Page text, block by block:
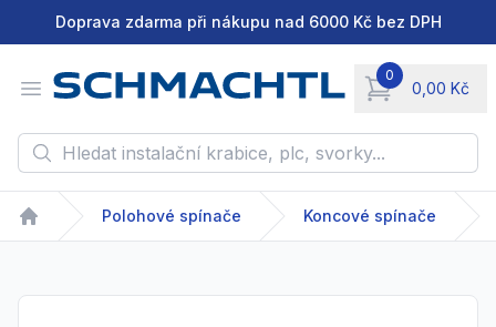
Doprava zdarma při nákupu nad 6000 Kč bez DPH
Open menu
0
0,00 Kč
items in cart,
Hledat instalační krabice, plc, svorky...
Home
Polohové spínače Koncové spínače